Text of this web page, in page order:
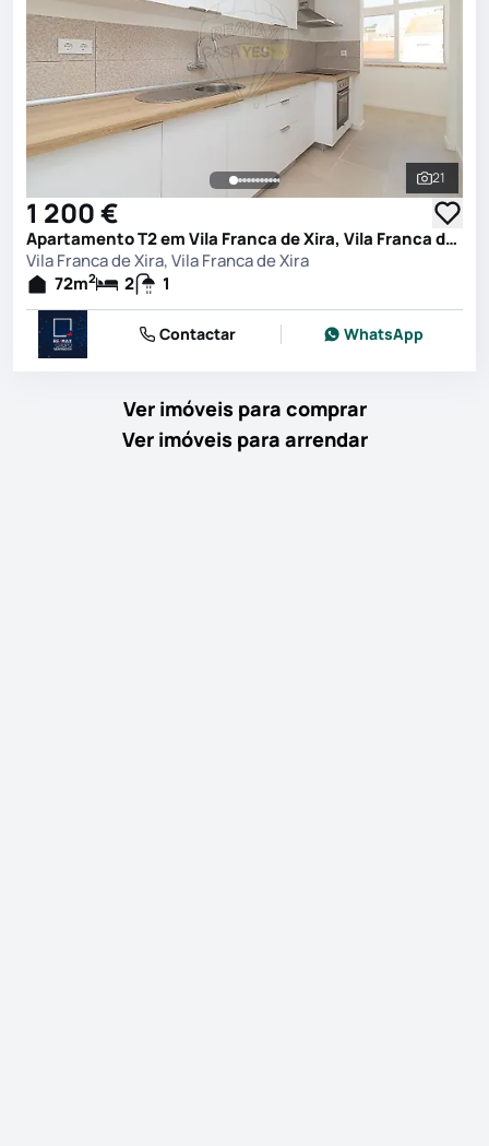
Ver
21
1 200 €
Apartamento T2 em Vila Franca de Xira, Vila Franca de Xira
Vila Franca de Xira, Vila Franca de Xira
72m2 2 1
Contactar WhatsApp
Ver imóveis para comprar
Ver imóveis para arrendar